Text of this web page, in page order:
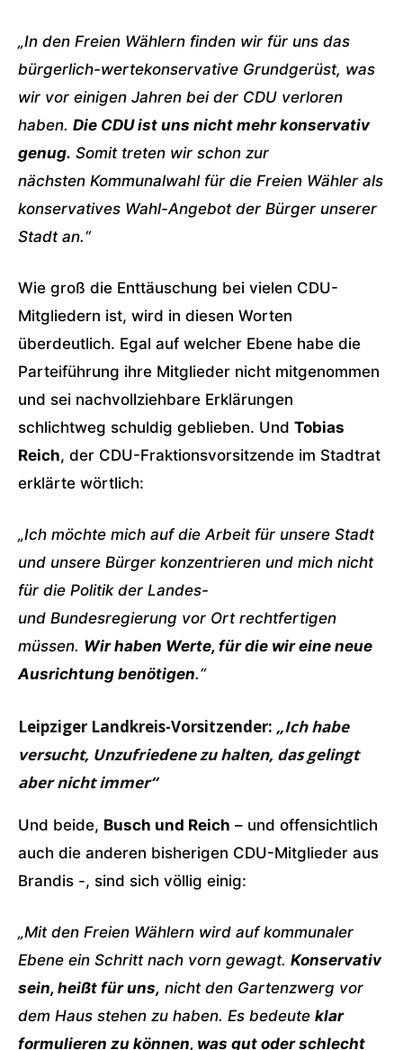
„In den Freien Wählern finden wir für uns das
bürgerlich-wertekonservative Grundgerüst, was
wir vor einigen Jahren bei der CDU verloren
haben. Die CDUist uns nicht mehr konservativ
genug. Somit treten wir schon zur
nächsten Kommunalwahlfür die Freien Wähler als
konservatives Wahl-Angebot der Bürger unserer
Stadt an.“
Wie groß die Enttäuschung bei vielen CDU-
Mitgliedern ist, wird in diesen Worten
überdeutlich. Egal auf welcher Ebene habe die
Parteiführung ihre Mitglieder nicht mitgenommen
und sei nachvollziehbare Erklärungen
schlichtweg schuldig geblieben. Und Tobias
Reich, der CDU-Fraktionsvorsitzende im Stadtrat
erklärte wörtlich:
„Ich möchte mich auf die Arbeit für unsere Stadt
und unsere Bürger konzentrieren und mich nicht
für die Politik der Landes-
und Bundesregierung vor Ort rechtfertigen
müssen. Wir haben Werte, für die wir eine neue
Ausrichtung benötigen.“
Leipziger Landkreis-Vorsitzender: „Ich habe
versucht, Unzufriedene zu halten, das gelingt
aber nicht immer“
Und beide, Busch und Reich – und offensichtlich
auch die anderen bisherigen CDU-Mitglieder aus
Brandis -, sind sich völlig einig:
„Mit den Freien Wählern wird auf kommunaler
Ebene ein Schritt nach vorn gewagt. Konservativ
sein, heißt für uns, nicht den Gartenzwerg vor
dem Haus stehen zu haben. Es bedeute klar
formulieren zu können, was gut oder schlecht